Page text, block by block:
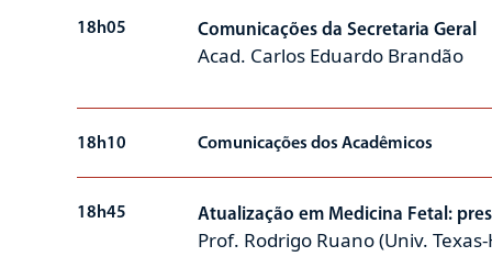
18h05 Comunicações da Secretaria Geral
Acad. Carlos Eduardo Brandão
18h10 Comunicações dos Acadêmicos
18h45 Atualização em Medicina Fetal:
Prof. Rodrigo Ruano (Univ.